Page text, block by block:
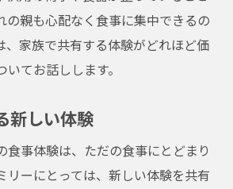
の親も心配なく食事に集中できるの
、家族で共有する体験がどれほど価
てお話しします。
新しい体験
食事体験は、ただの食事にとどまり
リーにとっては、新しい体験を共有